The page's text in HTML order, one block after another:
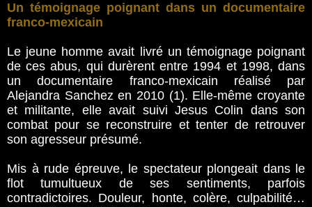
Un témoignage poignant dans un documentaire
franco-mexicain
Le jeune homme avait livré un témoignage poignant
de ces abus, qui durèrent entre 1994 et 1998, dans
un documentaire franco-mexicain réalisé par
Alejandra Sanchez en 2010 (1). Elle-même croyante
et militante, elle avait suivi Jesus Colin dans son
combat pour se reconstruire et tenter de retrouver
son agresseur présumé.
Mis à rude épreuve, le spectateur plongeait dans le
flot tumultueux de ses sentiments, parfois
contradictoires. Douleur, honte, colère, culpabilité…